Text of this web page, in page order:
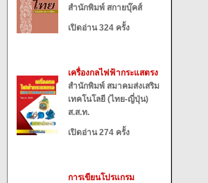
สำนักพิมพ์ สกายบุ๊คส์
เปิดอ่าน 324 ครั้ง
เครื่องกลไฟฟ้ากระแสตรง
สำนักพิมพ์ สมาคมส่งเสริม
เทคโนโลยี (ไทย-ญี่ปุ่น)
ส.ส.ท.
เปิดอ่าน 274 ครั้ง
การเขียนโปรแกรม